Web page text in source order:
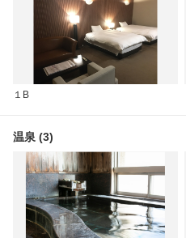
１B
温泉 (3)